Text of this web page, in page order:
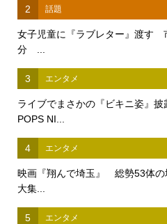
2 話題
女子児童に『ラブレター』渡す
分 ...
3 エンタメ
ライブでまさかの『ビキニ姿』
POPS NI...
4 エンタメ
映画『翔んで埼玉』 総勢53体の
大集...
5 エンタメ